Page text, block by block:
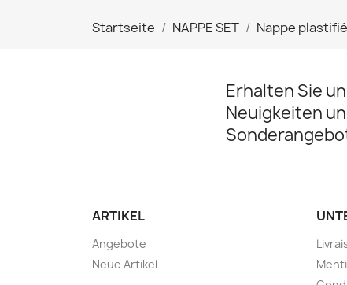
Startseite NAPPE SET Nappe plastifié
Erhalten Sie
Neuigkeiten
ARTIKEL
Angebote
Neue Artikel